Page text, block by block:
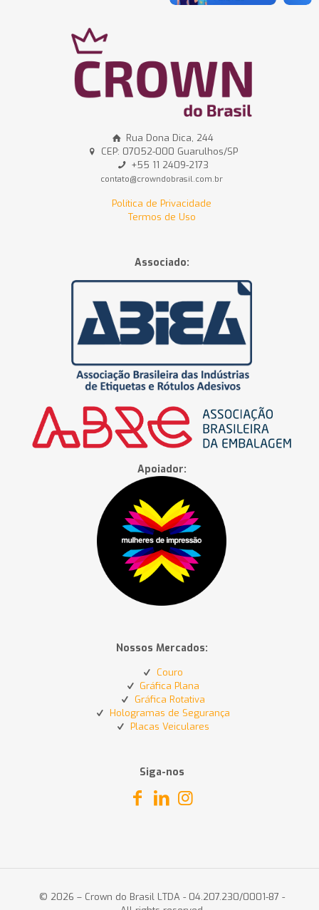
Rua Dona Dica, 244
CEP: 07052-000 Guarulhos/SP
+55 11 2409-2173
contato@crowndobrasil.com.br
Política de Privacidade
Termos de Uso
Associado:
Apoiador:
Nossos Mercados:
Couro
Gráfica Plana
Gráfica Rotativa
Hologramas de Segurança
Placas Veiculares
Siga-nos
© 2026 – Crown do Brasil LTDA - 04.207.230/0001-87 -